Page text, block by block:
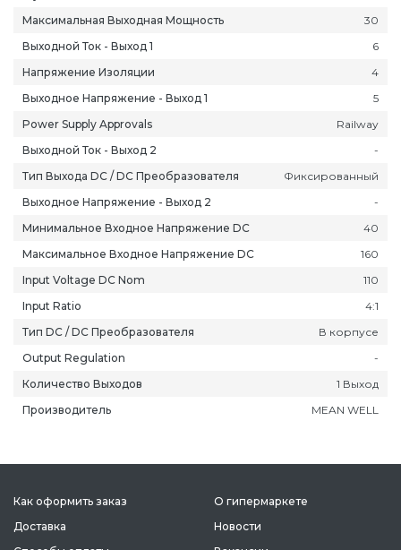
Максимальная Выходная Мощность
30
Выходной Ток - Выход 1
6
Напряжение Изоляции
4
Выходное Напряжение - Выход 1
5
Power Supply Approvals
Railway
Выходной Ток - Выход 2
-
Тип Выхода DC / DC Преобразователя
Фиксированный
Выходное Напряжение - Выход 2
-
Минимальное Входное Напряжение DC
40
Максимальное Входное Напряжение DC
160
Input Voltage DC Nom
110
Input Ratio
4:1
Тип DC / DC Преобразователя
В корпусе
Output Regulation
-
Количество Выходов
1 Выход
Производитель
MEAN WELL
Как оформить заказ
Доставка
О гипермаркете
Новости
Липецк
Магас
Магнитогорск
Петрозаводск
Подольск